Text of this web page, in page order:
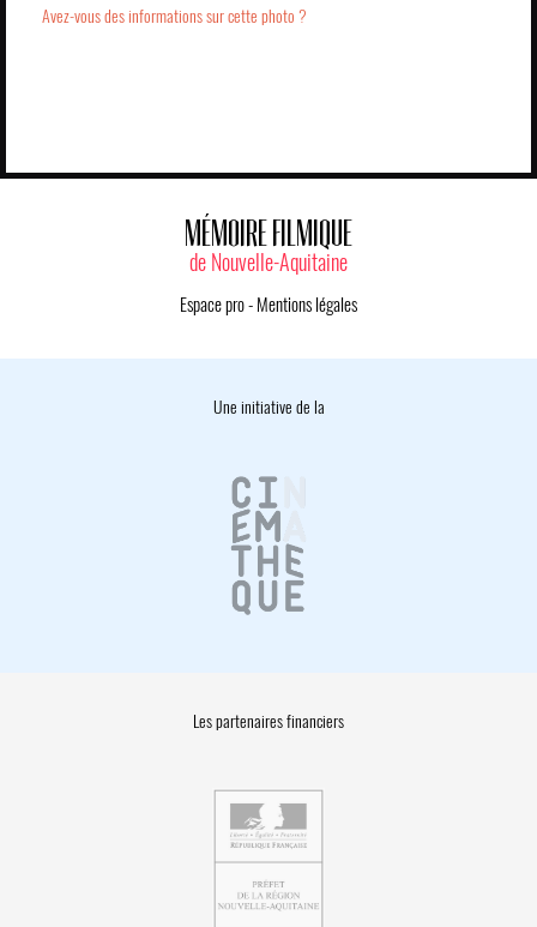
Avez-vous des informations sur cette photo ?
MÉMOIRE FILMIQUE
de Nouvelle-Aquitaine
Espace pro- Mentions légales
Une initiative de la
Les partenaires financiers